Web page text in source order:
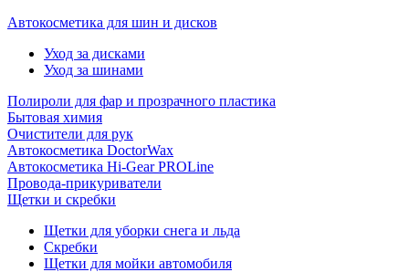
Автокосметика для шин и дисков
Уход за дисками
Уход за шинами
Полироли для фар и прозрачного пластика
Бытовая химия
Очистители для рук
Автокосметика DoctorWax
Автокосметика Hi-Gear PROLine
Провода-прикуриватели
Щетки и скребки
Щетки для уборки снега и льда
Скребки
Щетки для мойки автомобиля